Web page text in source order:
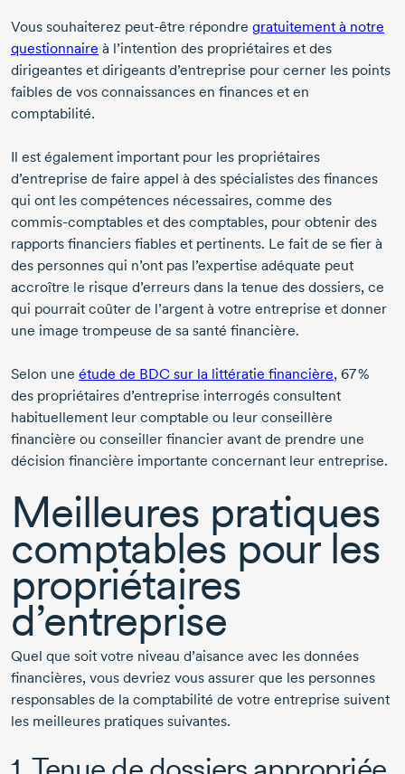
Vous souhaiterez peut-être répondre gratuitement à notre
questionnaire à l’intention des propriétaires et des
dirigeantes et dirigeants d’entreprise pour cerner les points
faibles de vos connaissances en finances et en
comptabilité.
Il est également important pour les propriétaires
d’entreprise de faire appel à des spécialistes des finances
qui ont les compétences nécessaires, comme des
commis-comptables et des comptables, pour obtenir des
rapports financiers fiables et pertinents. Le fait de se fier à
des personnes qui n’ont pas l’expertise adéquate peut
accroître le risque d’erreurs dans la tenue des dossiers, ce
qui pourrait coûter de l’argent à votre entreprise et donner
une image trompeuse de sa santé financière.
Selon une étude de BDC sur la littératie financière, 67 %
des propriétaires d’entreprise interrogés consultent
habituellement leur comptable ou leur conseillère
financière ou conseiller financier avant de prendre une
décision financière importante concernant leur entreprise.
Meilleures pratiques
comptables pour les
propriétaires
d’entreprise
Quel que soit votre niveau d’aisance avec les données
financières, vous devriez vous assurer que les personnes
responsables de la comptabilité de votre entreprise suivent
les meilleures pratiques suivantes.